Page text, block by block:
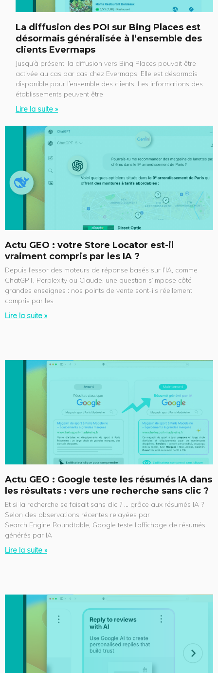
La diffusion des POI sur Bing Places est
désormais généralisée à l’ensemble des
clients Evermaps
Jusqu’à présent, la diffusion vers Bing Places pouvait être
activée au cas par cas chez Evermaps. Elle est désormais
disponible pour l’ensemble des clients. Les informations des
établissements peuvent être
Lire la suite »
Actu GEO : votre Store Locator est-il
vraiment compris par les IA ?
Depuis l’essor des moteurs de réponse basés sur l’IA, comme
ChatGPT, Perplexity ou Claude, une question s’impose côté
grandes enseignes : nos points de vente sont-ils réellement
compris par les
Lire la suite »
Actu GEO : Google teste les résumés IA dans
les résultats : vers une recherche sans clic ?
Et si la recherche se faisait sans clic ? … grâce aux résumés IA ?
Selon des observations récentes relayées par
Search Engine Roundtable, Google teste l’affichage de résumés
générés par IA
Lire la suite »
e
e
a
g
e